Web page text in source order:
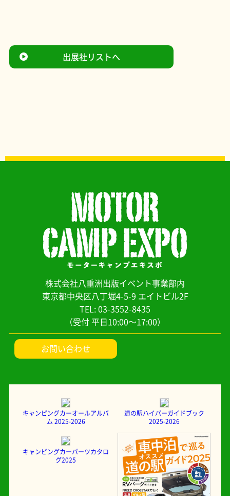
出展社リストへ
株式会社八重洲出版イベント事業部内
東京都中央区八丁堀4-5-9 エイトビル2F
TEL: 03-3552-8435
（受付 平日10:00～17:00）
お問い合わせ
キャンピングカーオールアルバ
ム 2025-2026
道の駅ハイパーガイドブック
2025-2026
キャンピングカーパーツカタロ
グ2025